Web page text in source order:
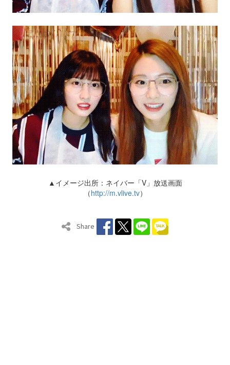
▲イメージ出所：ネイバー「V」放送画面
（http://m.vlive.tv）
Share